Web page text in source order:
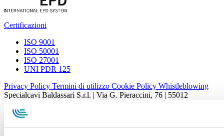
Certificazioni
ISO 9001
ISO 50001
ISO 27001
UNI PDR 125
Privacy Policy Termini di utilizzo Cookie Policy Whistleblowing
Specialcavi Baldassari S.r.l. | Via G. Pieraccini, 76 | 55012
REA Lucca n. 137741 | Cap. Soc. 500.000 € i.v.